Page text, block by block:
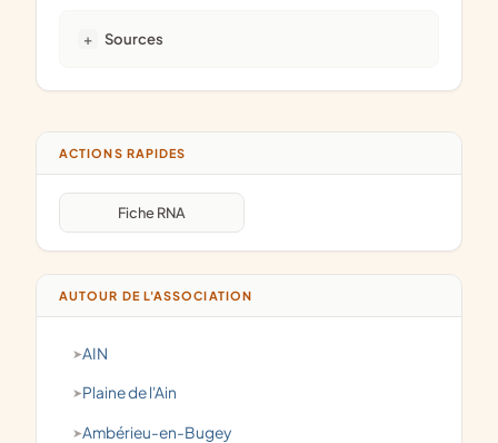
Sources
ACTIONS RAPIDES
Fiche RNA
AUTOUR DE L'ASSOCIATION
AIN
Plaine de l'Ain
Ambérieu-en-Bugey